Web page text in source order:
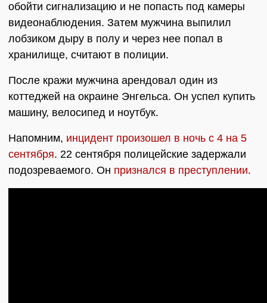
обойти сигнализацию и не попасть под камеры
видеонаблюдения. Затем мужчина выпилил
лобзиком дыру в полу и через нее попал в
хранилище, считают в полиции.
После кражи мужчина арендовал один из
коттеджей на окраине Энгельса. Он успел купить
машину, велосипед и ноутбук.
Напомним, инцидент произошел в ночь с 4 на 5
сентября. 22 сентября полицейские задержали
подозреваемого. Он признался в преступлении.